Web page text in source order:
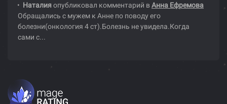
Наталия опубликовал комментарий в Анна Ефремова
Обращались с мужем к Анне по поводу его
болезни(онкология 4 ст).Болезнь не увидела.Когда
сами с...